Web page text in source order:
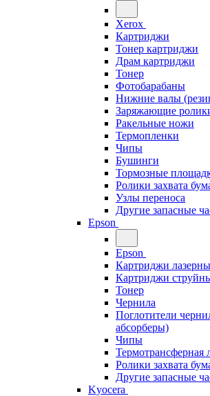
Xerox
Картриджи
Тонер картриджи
Драм картриджи
Тонер
Фотобарабаны
Нижние валы
Заряжающие
Ракельные ножи
Термопленки
Чипы
Бушинги
Тормозные
Ролики захвата
Узлы переноса
Другие запасные
Epson
Epson
Картриджи
Картриджи
Тонер
Чернила
Поглотители
абсорберы)
Чипы
Термотрансферная
Ролики захвата
Другие запасные
Kyocera